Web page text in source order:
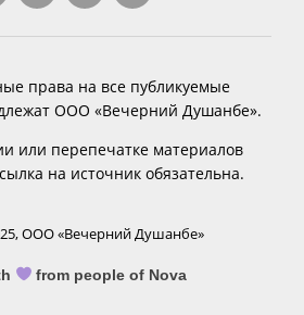
права на все публикуемые
ООО «Вечерний Душанбе».
или перепечатке материалов
на источник обязательна.
ООО «Вечерний Душанбе»
from people of Nova